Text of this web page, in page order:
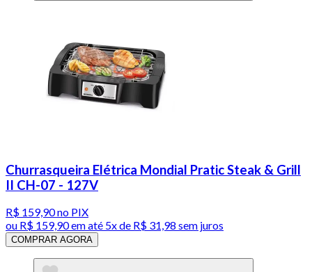
Churrasqueira Elétrica Mondial Pratic Steak & Grill
II CH-07 - 127V
R$ 159,90no PIX
ou R$ 159,90em até 5x de R$ 31,98 sem juros
COMPRAR AGORA